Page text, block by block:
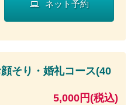
ネット予約
そり・婚礼コース(40
5,000円(税込)